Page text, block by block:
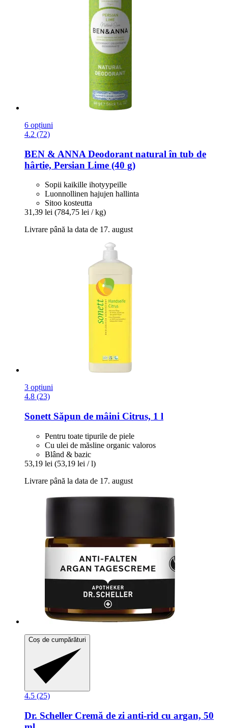
6 opțiuni
4.2 (72)
BEN & ANNA Deodorant natural în tub de
hârtie, Persian Lime (40 g)
Sopii kaikille ihotyypeille
Luonnollinen hajujen hallinta
Sitoo kosteutta
31,39 lei (784,75 lei / kg)
Livrare până la data de 17. august
3 opțiuni
4.8 (23)
Sonett Săpun de mâini Citrus, 1 l
Pentru toate tipurile de piele
Cu ulei de măsline organic valoros
Blând & bazic
53,19 lei (53,19 lei / l)
Livrare până la data de 17. august
Coș de cumpărături
4.5 (25)
Dr. Scheller Cremă de zi anti-​rid cu argan, 50